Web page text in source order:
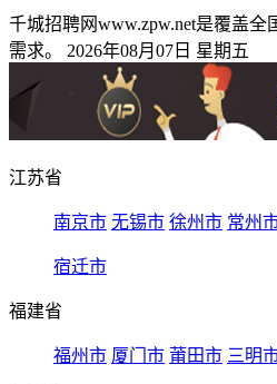
千城招聘网www.zpw.net是覆盖
需求。 2026年08月07日 星期五
江苏省
南京市 无锡市 徐州市 常州
宿迁市
福建省
福州市 厦门市 莆田市 三明